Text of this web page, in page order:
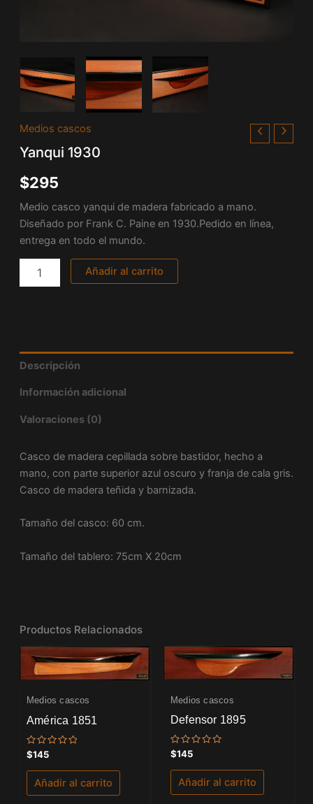
Medios cascos
Yanqui 1930
$295
Medio casco yanqui de madera fabricado a mano.
Diseñado por Frank C. Paine en 1930.Pedido en línea,
entrega en todo el mundo.
Yanqui
cantidad
Añadir al carrito
Descripción
Información adicional
Valoraciones (0)
Casco de madera cepillada sobre bastidor, hecho a
mano, con parte superior azul oscuro y franja de cala gris.
Casco de madera teñida y barnizada.
Tamaño del casco: 60 cm.
Tamaño del tablero: 75cm X 20cm
Productos Relacionados
Medios cascos
América 1851
Valorado
con
0
de
$145
Añadir al carrito
Medios cascos
Defensor 1895
Valorado
con
0
de
$145
Añadir al carrito